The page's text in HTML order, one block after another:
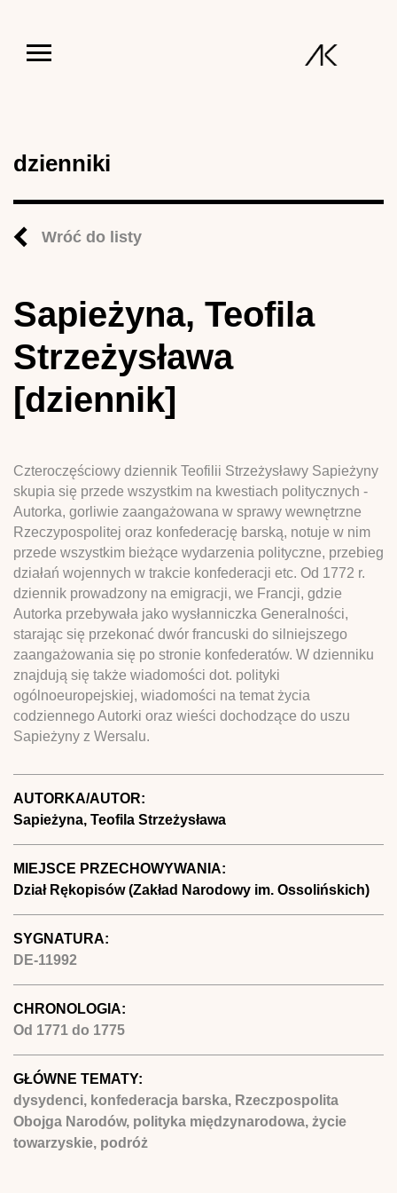
dzienniki
Wróć do listy
Sapieżyna, Teofila
Strzeżysława
[dziennik]
Czteroczęściowy dziennik Teofilii Strzeżysławy Sapieżyny
skupia się przede wszystkim na kwestiach politycznych -
Autorka, gorliwie zaangażowana w sprawy wewnętrzne
Rzeczypospolitej oraz konfederację barską, notuje w nim
przede wszystkim bieżące wydarzenia polityczne, przebieg
działań wojennych w trakcie konfederacji etc. Od 1772 r.
dziennik prowadzony na emigracji, we Francji, gdzie
Autorka przebywała jako wysłanniczka Generalności,
starając się przekonać dwór francuski do silniejszego
zaangażowania się po stronie konfederatów. W dzienniku
znajdują się także wiadomości dot. polityki
ogólnoeuropejskiej, wiadomości na temat życia
codziennego Autorki oraz wieści dochodzące do uszu
Sapieżyny z Wersalu.
AUTORKA/AUTOR:
Sapieżyna, Teofila Strzeżysława
MIEJSCE PRZECHOWYWANIA:
Dział Rękopisów (Zakład Narodowy im. Ossolińskich)
SYGNATURA:
DE-11992
CHRONOLOGIA:
Od 1771 do 1775
GŁÓWNE TEMATY:
dysydenci, konfederacja barska, Rzeczpospolita
Obojga Narodów, polityka międzynarodowa, życie
towarzyskie, podróż